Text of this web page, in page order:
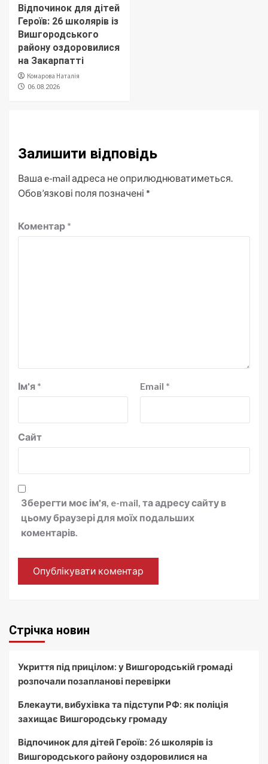
Відпочинок для дітей
Героїв: 26 школярів із
Вишгородського
району оздоровилися
на Закарпатті
Комарова Наталія
06.08.2026
Залишити відповідь
Ваша e-mail адреса не оприлюднюватиметься.
Обов’язкові поля позначені *
Коментар *
Ім'я * Email *
Сайт
Зберегти моє ім'я, e-mail, та адресу сайту в
цьому браузері для моїх подальших
коментарів.
Стрічка новин
Укриття під прицілом: у Вишгородській громаді
розпочали позапланові перевірки
Блекаути, вибухівка та підступи РФ: як поліція
захищає Вишгородську громаду
Відпочинок для дітей Героїв: 26 школярів із
Вишгородського району оздоровилися на